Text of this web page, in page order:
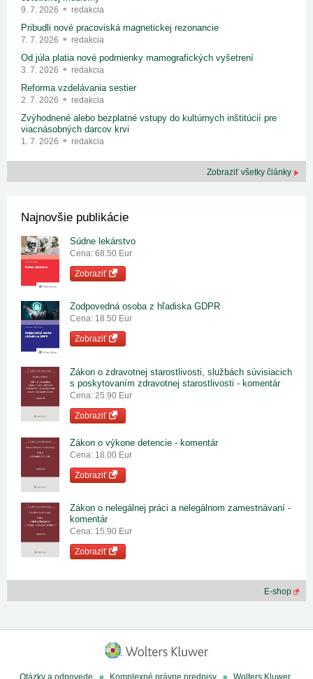
9. 7. 2026 redakcia
Pribudli nové pracoviská magnetickej rezonancie
7. 7. 2026 redakcia
Od júla platia nové podmienky mamografických vyšetrení
3. 7. 2026 redakcia
Reforma vzdelávania sestier
2. 7. 2026 redakcia
Zvýhodnené alebo bezplatné vstupy do kultúrnych inštitúcií pre
viacnásobných darcov krvi
1. 7. 2026 redakcia
Zobraziť všetky články
Najnovšie publikácie
Súdne lekárstvo
Cena: 68.50 Eur
Zobraziť
Zodpovedná osoba z hľadiska GDPR
Cena: 18.50 Eur
Zobraziť
Zákon o zdravotnej starostlivosti, službách súvisiacich
s poskytovaním zdravotnej starostlivosti - komentár
Cena: 25.90 Eur
Zobraziť
Zákon o výkone detencie - komentár
Cena: 18.00 Eur
Zobraziť
Zákon o nelegálnej práci a nelegálnom zamestnávaní -
komentár
Cena: 15.90 Eur
Zobraziť
E-shop
Otázky a odpovede Komplexné právne predpisy Wolters Kluwer